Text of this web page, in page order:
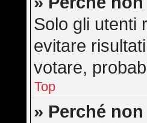
Solo gli utenti
evitare
votare,
Top
» Perché